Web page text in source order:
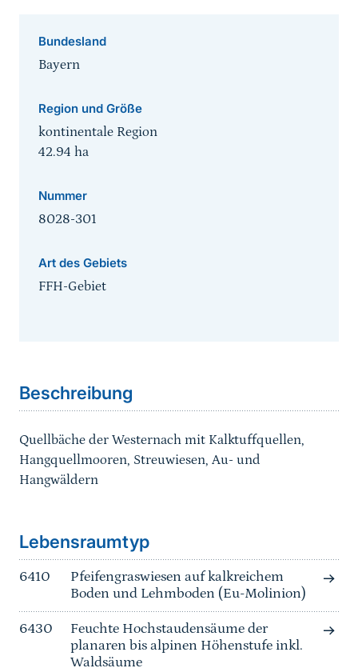
Bundesland
Bayern
Region und Größe
kontinentale Region
42.94 ha
Nummer
8028-301
Art des Gebiets
FFH-Gebiet
Beschreibung
Quellbäche der Westernach mit Kalktuffquellen,
Hangquellmooren, Streuwiesen, Au- und
Hangwäldern
Lebensraumtyp
6410
Pfeifengraswiesen auf kalkreichem
Boden und Lehmboden (Eu-Molinion)
6430
Feuchte Hochstaudensäume der
planaren bis alpinen Höhenstufe inkl.
Waldsäume